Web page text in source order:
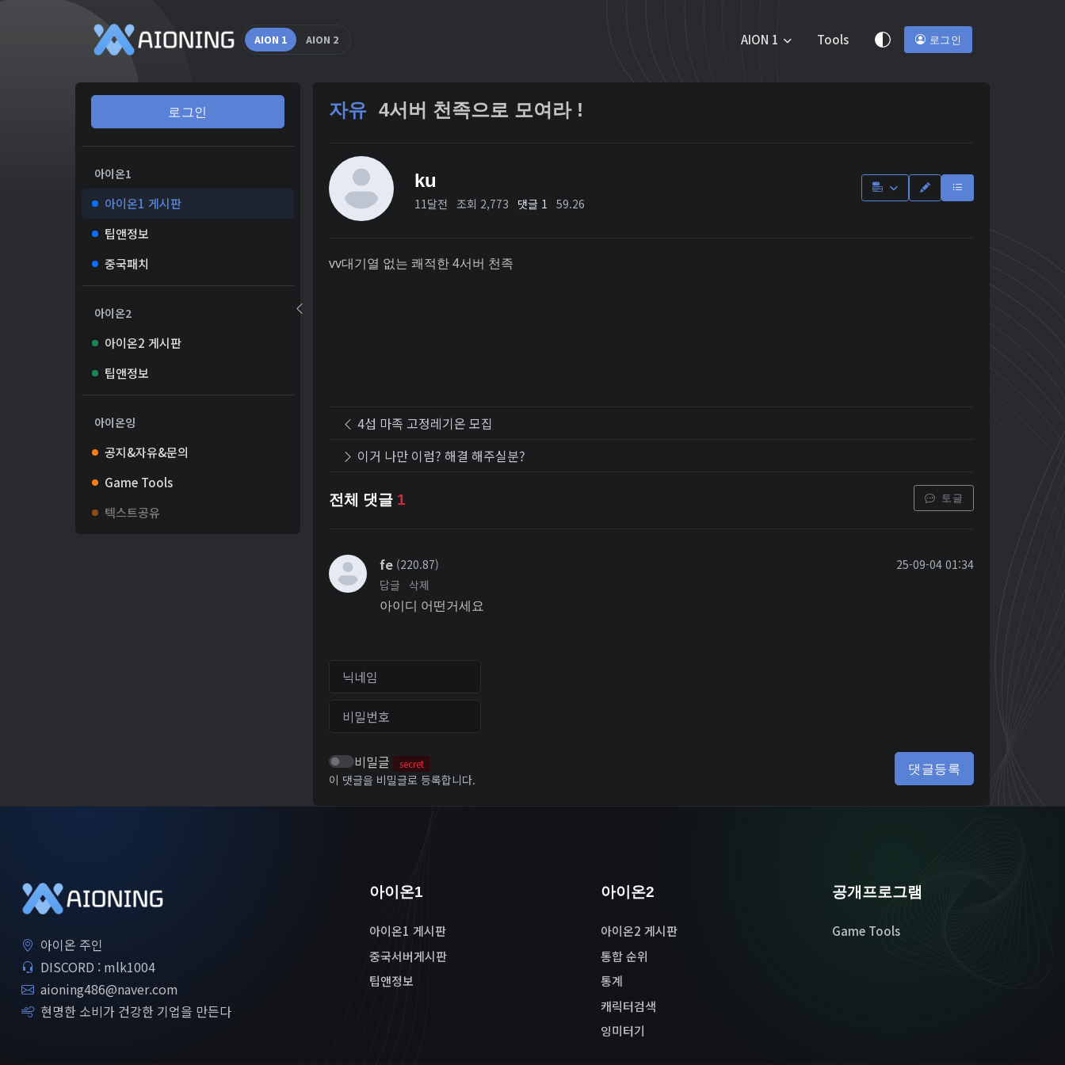
AION 1 AION 2 AION 1 Tools 로그인
로그인
아이온1
아이온1 게시판
팁앤정보
중국패치
아이온2
아이온2 게시판
팁앤정보
아이온잉
공지&자유&문의
Game Tools
텍스트공유
자유 4서버 천족으로 모여라 !
ku
11달전 조회 2,773 댓글 1 59.26
vv대기열 없는 쾌적한 4서버 천족
4섭 마족 고정레기온 모집
이거 나만 이럼? 해결 해주실분?
전체 댓글 1 토글
fe (220.87)
25-09-04 01:34
답글 삭제
아이디 어떤거세요
닉네임
비밀번호
비밀글 secret
이 댓글을 비밀글로 등록합니다.
댓글등록
아이온 주인
DISCORD : mlk1004
aioning486@naver.com
현명한 소비가 건강한 기업을 만든다
아이온1
아이온1 게시판
중국서버게시판
팁앤정보
아이온2
아이온2 게시판
통합 순위
통계
캐릭터검색
잉미터기
공개프로그램
Game Tools